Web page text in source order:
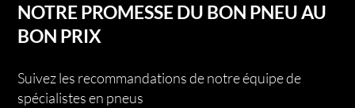
NOTRE PROMESSE DU BON PNEU AU
BON PRIX
Suivez les recommandations de notre équipe de
spécialistes en pneus